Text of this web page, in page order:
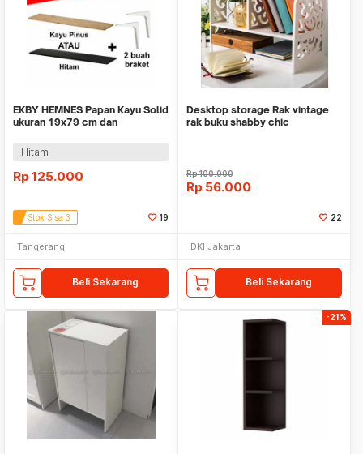
EKBY HEMNES Papan Kayu Solid
ukuran 19x79 cm dan
Hitam
Rp 125.000
Stok Sisa 3 19
Tangerang
Beli Sekarang
Desktop storage Rak vintage
rak buku shabby chic
Rp100.000
Rp 56.000
22
DKI Jakarta
Beli Sekarang
-21%